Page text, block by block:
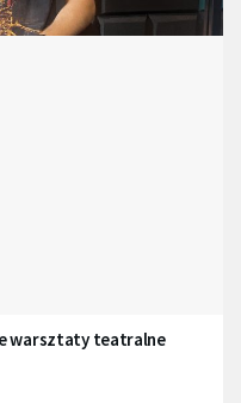
warsztaty teatralne